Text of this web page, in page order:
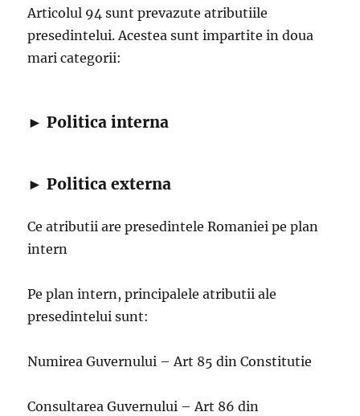
Articolul 94 sunt prevazute atributiile
presedintelui. Acestea sunt impartite in doua
mari categorii:
► Politica interna
► Politica externa
Ce atributii are presedintele Romaniei pe plan
intern
Pe plan intern, principalele atributii ale
presedintelui sunt:
Numirea Guvernului – Art 85 din Constitutie
Consultarea Guvernului – Art 86 din